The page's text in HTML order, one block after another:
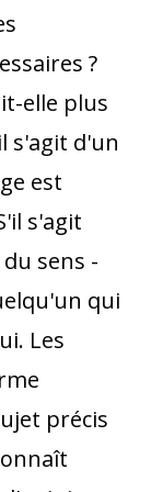
?
elle plus
s'agit d'un
est
s'agit
sens -
qui
Les
précis